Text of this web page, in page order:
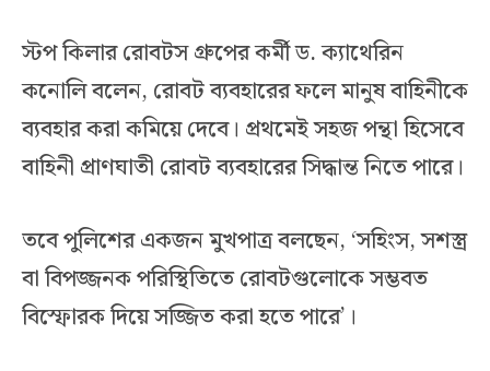
স্টপ কিলার রোবটস গ্রুপের কর্মী ড. ক্যাথেরিন
কনোলি বলেন, রোবট ব্যবহারের ফলে মানুষ বাহিনীকে
ব্যবহার করা কমিয়ে দেবে। প্রথমেই সহজ পন্থা হিসেবে
বাহিনী প্রাণঘাতী রোবট ব্যবহারের সিদ্ধান্ত নিতে পারে।
তবে পুলিশের একজন মুখপাত্র বলছেন, ‘সহিংস, সশস্ত্র
বা বিপজ্জনক পরিস্থিতিতে রোবটগুলোকে সম্ভবত
বিস্ফোরক দিয়ে সজ্জিত করা হতে পারে’।